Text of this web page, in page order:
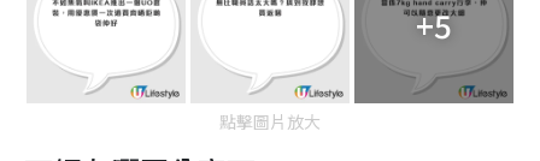
+5
點擊圖片放大